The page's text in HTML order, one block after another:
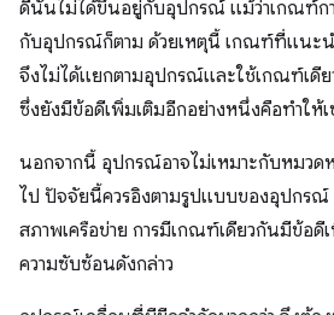
ดีนั้นไม่ได้ขึ้นอยู่กับอุปกรณ์ แม้ว่าเกณฑ์กา
กับอุปกรณ์ก็ตาม ด้วยเหตุนี้ เกณฑ์ที่แนะ
จึงไม่ได้แยกตามอุปกรณ์และใช้เกณฑ์เดี
ซึ่งยังมีข้อดีเพิ่มเติมอีกอย่างหนึ่งคือทำให้
นอกจากนี้ อุปกรณ์อาจไม่เหมาะกับหมว
ไป ปัจจัยนี้ควรอิงตามรูปแบบของอุปกรณ์
สภาพเครือข่าย การมีเกณฑ์เดียวกันมีข้อดี
ความซับซ้อนดังกล่าว